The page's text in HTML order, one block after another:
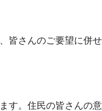
皆さんのご要望に併
す。住民の皆さんの